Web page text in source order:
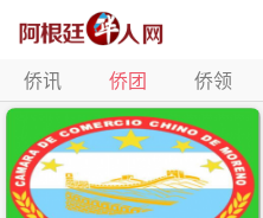
侨讯 侨团 侨领